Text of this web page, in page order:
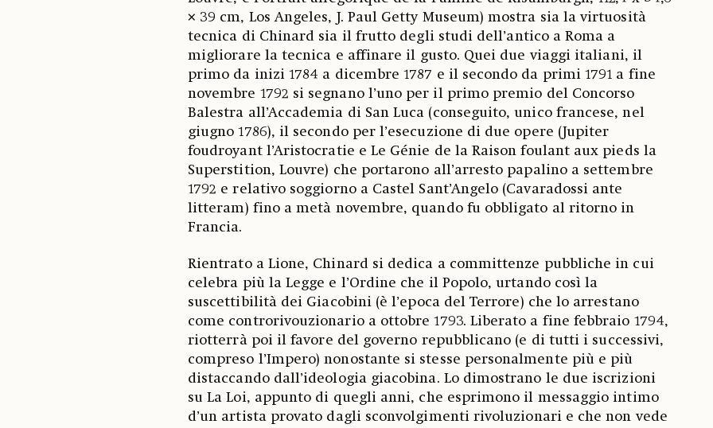
× 39 cm, Los Angeles, J. Paul Getty Museum) mostra sia la virtuosità
tecnica di Chinard sia il frutto degli studi dell’antico a Roma a
migliorare la tecnica e affinare il gusto. Quei due viaggi italiani, il
primo da inizi 1784 a dicembre 1787 e il secondo da primi 1791 a fine
novembre 1792 si segnano l’uno per il primo premio del Concorso
Balestra all’Accademia di San Luca (conseguito, unico francese, nel
giugno 1786), il secondo per l’esecuzione di due opere (Jupiter
foudroyant l’Aristocratie e Le Génie de la Raison foulant aux pieds la
Superstition, Louvre) che portarono all’arresto papalino a settembre
1792 e relativo soggiorno a Castel Sant’Angelo (Cavaradossi ante
litteram) fino a metà novembre, quando fu obbligato al ritorno in
Francia.
Rientrato a Lione, Chinard si dedica a committenze pubbliche in cui
celebra più la Legge e l’Ordine che il Popolo, urtando così la
suscettibilità dei Giacobini (è l’epoca del Terrore) che lo arrestano
come controrivouzionario a ottobre 1793. Liberato a fine febbraio 1794,
riotterrà poi il favore del governo repubblicano (e di tutti i successivi,
compreso l’Impero) nonostante si stesse personalmente più e più
distaccando dall’ideologia giacobina. Lo dimostrano le due iscrizioni
su La Loi, appunto di quegli anni, che esprimono il messaggio intimo
d’un artista provato dagli sconvolgimenti rivoluzionari e che non vede